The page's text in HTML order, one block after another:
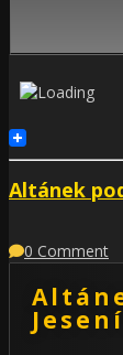
Altánek
0 Comment